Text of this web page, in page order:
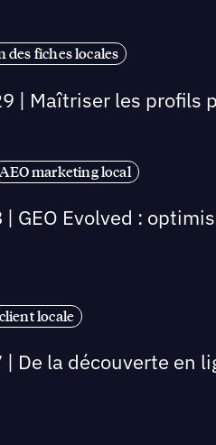
des fiches locales
| Maîtriser les profils
AEO marketing local
GEO Evolved :
locale
De la découverte en